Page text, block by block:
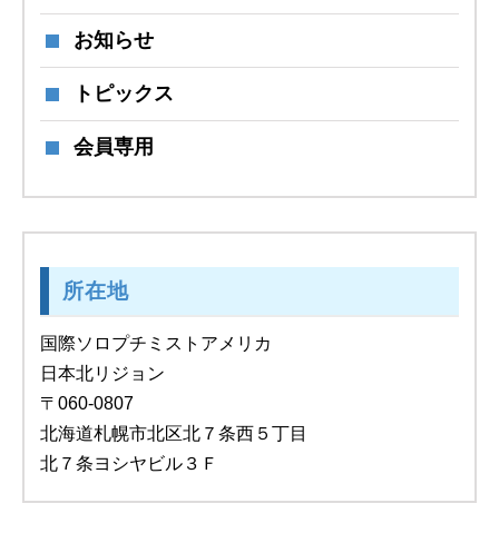
お知らせ
トピックス
会員専用
所在地
国際ソロプチミストアメリカ
日本北リジョン
〒060-0807
北海道札幌市北区北７条西５丁目
北７条ヨシヤビル３Ｆ